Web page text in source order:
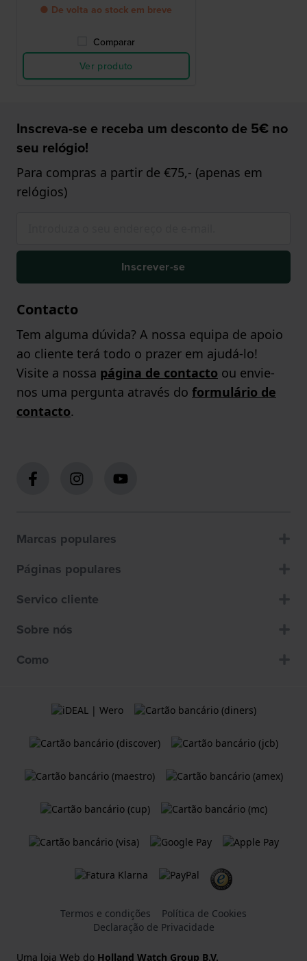
● De volta ao stock em breve
Comparar
Ver produto
Inscreva-se e receba um desconto de 5€ no
seu relógio!
Para compras a partir de €75,- (apenas em
relógios)
Inscrever-se
Contacto
Tem alguma dúvida? A nossa equipa de apoio
ao cliente terá todo o prazer em ajudá-lo!
Visite a nossa página de contacto ou envie-
nos uma pergunta através do formulário de
contacto.
Marcas populares
Páginas populares
Servico cliente
Sobre nós
Como
Termos e condições
Política de Cookies
Declaração de Privacidade
Uma loja Web do Holland Watch Group B.V.